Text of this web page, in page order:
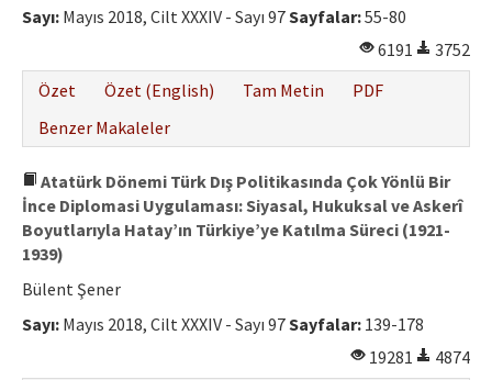
Sayı: Mayıs 2018, Cilt XXXIV - Sayı 97Sayfalar:55-80
6191
3752
Özet
Özet (English) Tam Metin
PDF
Benzer Makaleler
Atatürk Dönemi Türk Dış Politikasında Çok Yönlü Bir
İnce Diplomasi Uygulaması: Siyasal, Hukuksal ve Askerî
Boyutlarıyla Hatay’ın Türkiye’ye Katılma Süreci (1921-
1939)
Bülent Şener
Sayı: Mayıs 2018, Cilt XXXIV - Sayı 97Sayfalar: 139-178
19281
4874